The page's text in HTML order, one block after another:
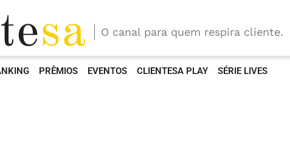
O canal para quem respira cliente.
PRÊMIOS EVENTOS CLIENTESA PLAY SÉRIE LIVES